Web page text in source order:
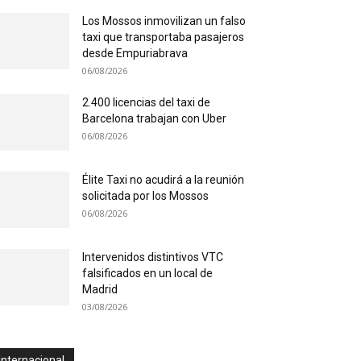
Los Mossos inmovilizan un falso
taxi que transportaba pasajeros
desde Empuriabrava
06/08/2026
2.400 licencias del taxi de
Barcelona trabajan con Uber
06/08/2026
Élite Taxi no acudirá a la reunión
solicitada por los Mossos
06/08/2026
Intervenidos distintivos VTC
falsificados en un local de
Madrid
03/08/2026